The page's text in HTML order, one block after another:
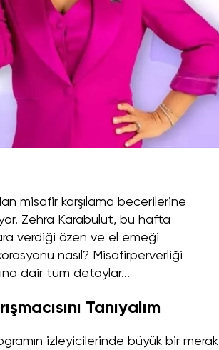
misafir karşılama becerilerine
Zehra Karabulut, bu hafta
verdiği özen ve el emeği
nasıl? Misafirperverliği
dair tüm detaylar...
Tanıyalım
izleyicilerinde büyük bir merak